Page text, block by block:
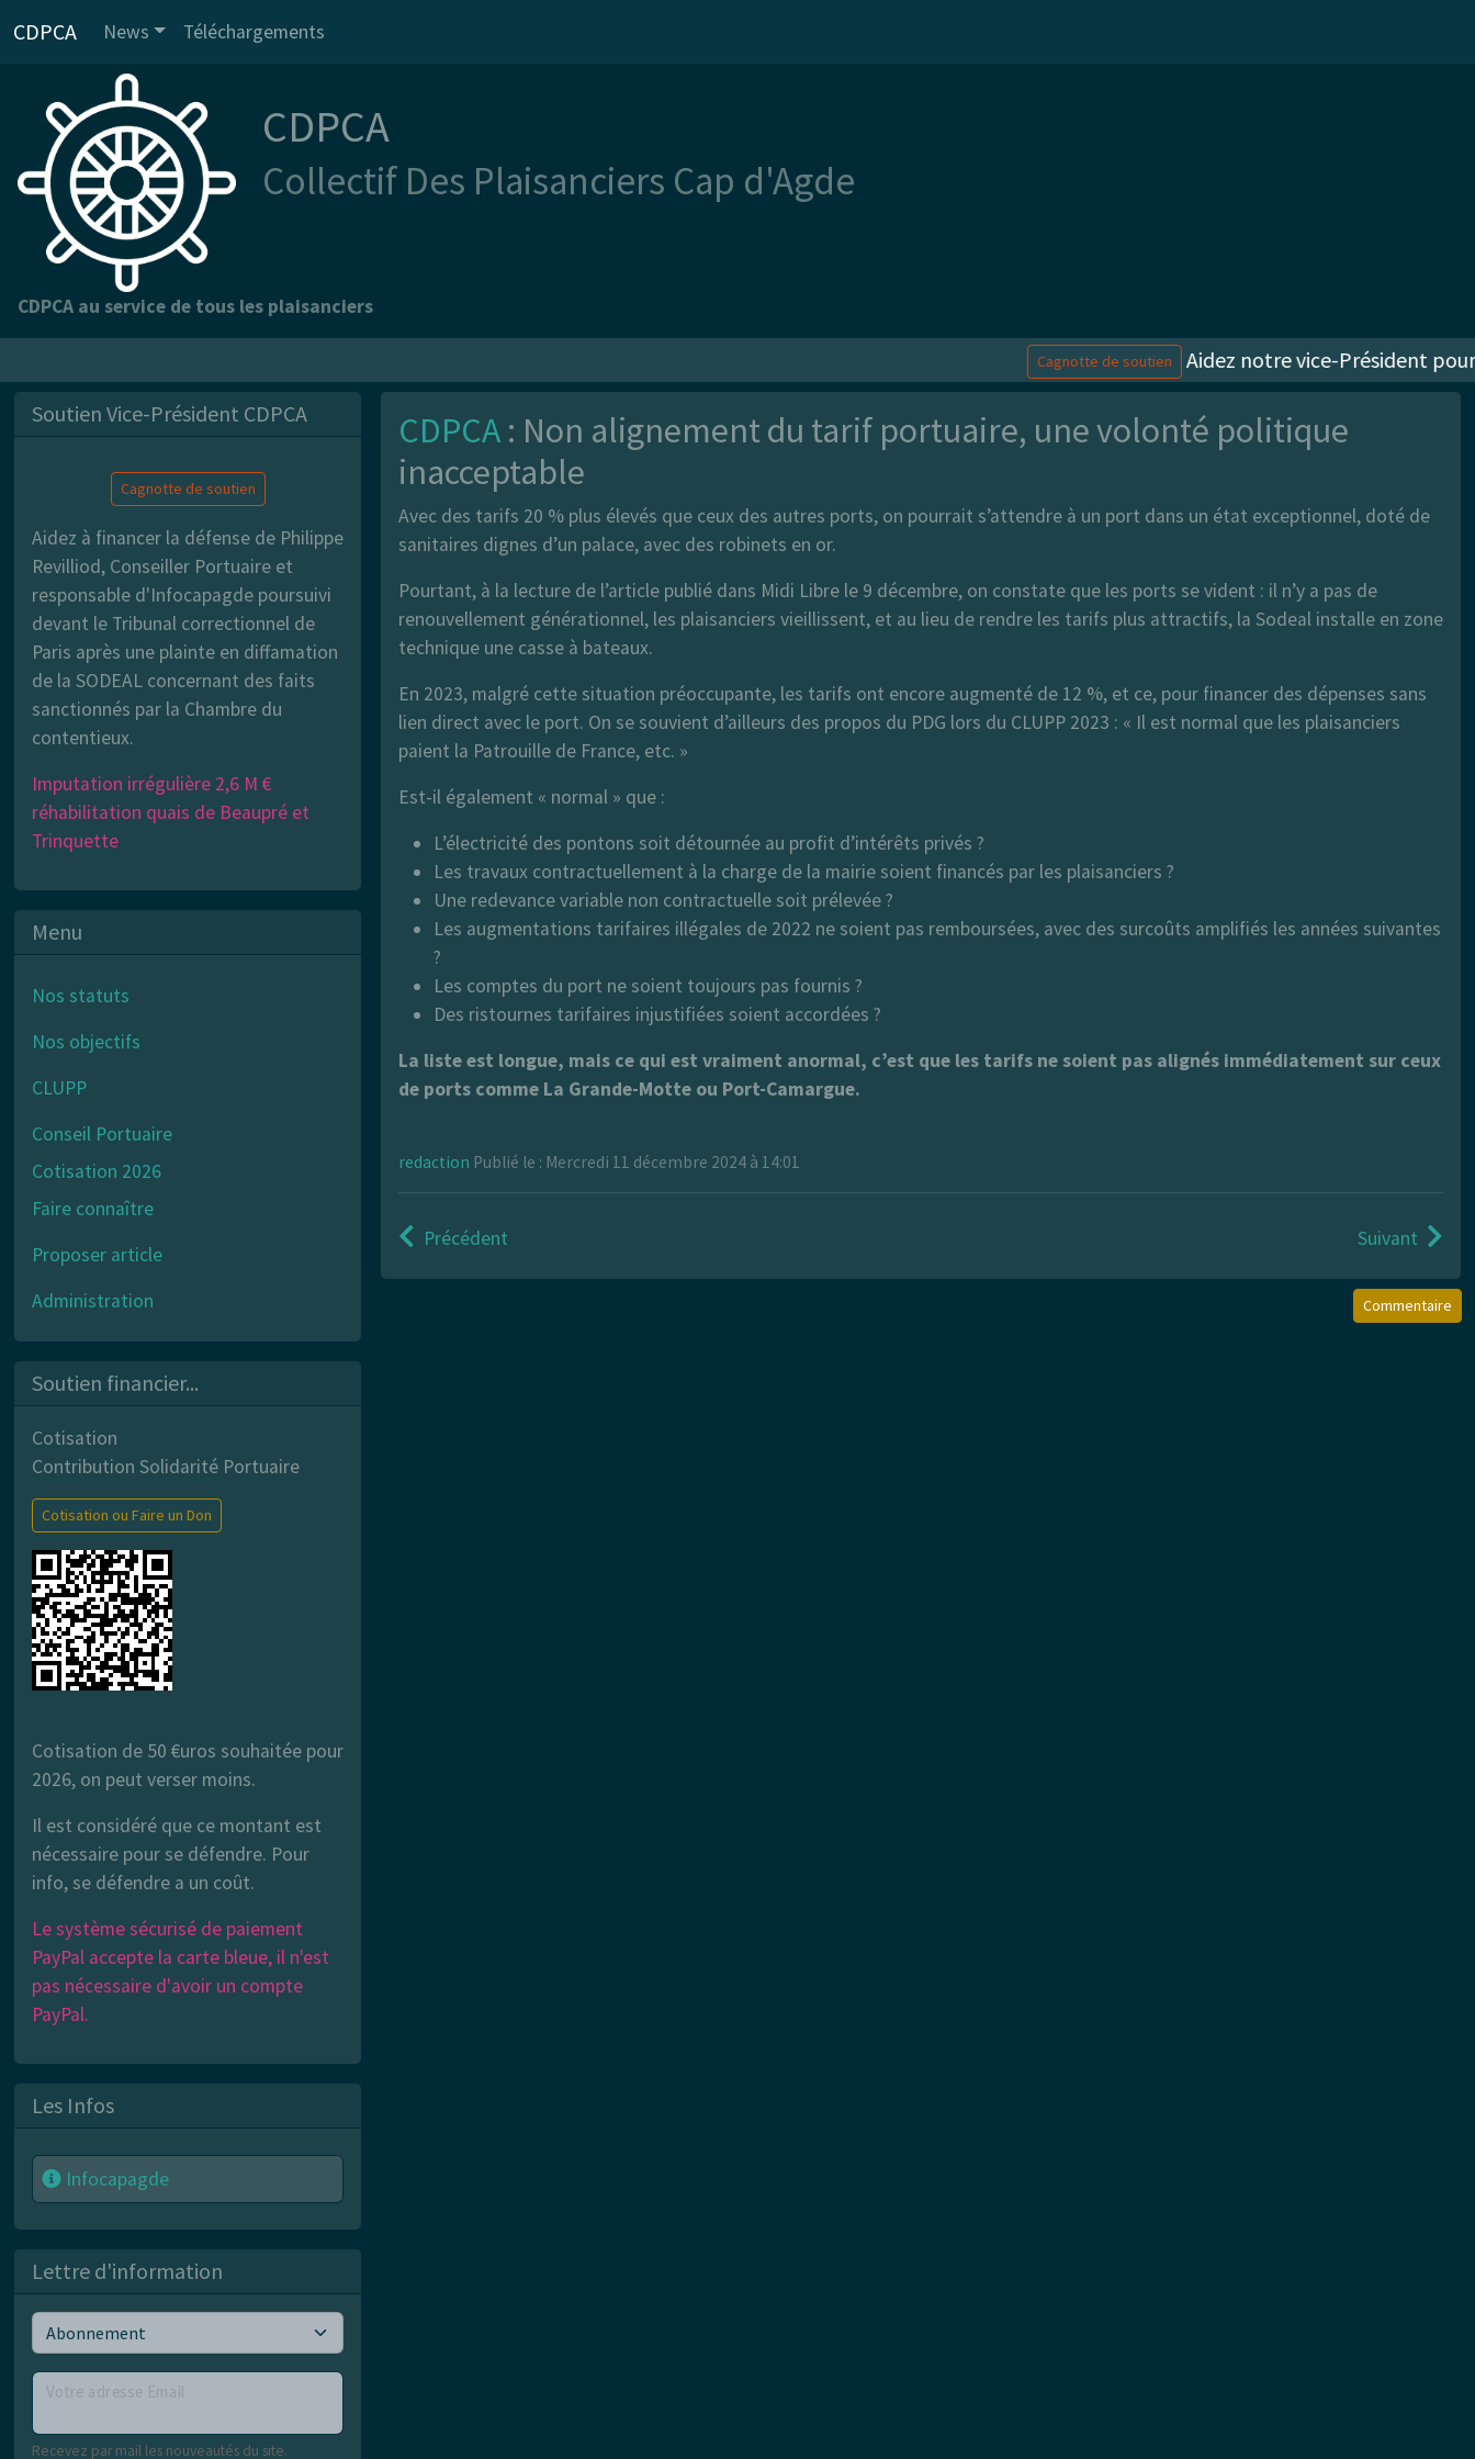
CDPCA News Téléchargements
CDPCA
Collectif Des Plaisanciers Cap d'Agde
CDPCA au service de tous les plaisanciers
Cagnotte de soutien Aidez notre vice-Président
Soutien Vice-Président CDPCA
Cagnotte de soutien
Aidez à financer la défense de Philippe
Revilliod, Conseiller Portuaire et
responsable d'Infocapagde poursuivi
devant le Tribunal correctionnel de
Paris après une plainte en diffamation
de la SODEAL concernant des faits
sanctionnés par la Chambre du
contentieux.
Imputation irrégulière 2,6 M €
réhabilitation quais de Beaupré et
Trinquette
Menu
Nos statuts
Nos objectifs
CLUPP
Conseil Portuaire
Cotisation 2026
Faire connaître
Proposer article
Administration
Soutien financier...
Cotisation
Contribution Solidarité Portuaire
Cotisation ou Faire un Don
Cotisation de 50 €uros souhaitée pour
2026, on peut verser moins.
Il est considéré que ce montant est
nécessaire pour se défendre. Pour
info, se défendre a un coût.
Le système sécurisé de paiement
PayPal accepte la carte bleue, il n'est
pas nécessaire d'avoir un compte
PayPal.
Les Infos
Infocapagde
Lettre d'information
Votre adresse Email
Recevez par mail les nouveautés du site.
CDPCA : Non alignement du tarif portuaire, une volonté politique
inacceptable
Avec des tarifs 20 % plus élevés que ceux des autres ports, on pourrait s’attendre à un port dans un état exceptionnel, doté de
sanitaires dignes d’un palace, avec des robinets en or.
Pourtant, à la lecture de l’article publié dans Midi Libre le 9 décembre, on constate que les ports se vident : il n’y a pas de
renouvellement générationnel, les plaisanciers vieillissent, et au lieu de rendre les tarifs plus attractifs, la Sodeal installe en zone
technique une casse à bateaux.
En 2023, malgré cette situation préoccupante, les tarifs ont encore augmenté de 12 %, et ce, pour financer des dépenses sans
lien direct avec le port. On se souvient d’ailleurs des propos du PDG lors du CLUPP 2023 : « Il est normal que les plaisanciers
paient la Patrouille de France, etc. »
Est-il également « normal » que :
L’électricité des pontons soit détournée au profit d’intérêts privés ?
Les travaux contractuellement à la charge de la mairie soient financés par les plaisanciers ?
Une redevance variable non contractuelle soit prélevée ?
Les augmentations tarifaires illégales de 2022 ne soient pas remboursées, avec des surcoûts amplifiés les années suivantes
?
Les comptes du port ne soient toujours pas fournis ?
Des ristournes tarifaires injustifiées soient accordées ?
La liste est longue, mais ce qui est vraiment anormal, c’est que les tarifs ne soient pas alignés immédiatement sur ceux
de ports comme La Grande-Motte ou Port-Camargue.
redaction Publié le : Mercredi 11 décembre 2024 à 14:01
Précédent Suivant
Commentaire